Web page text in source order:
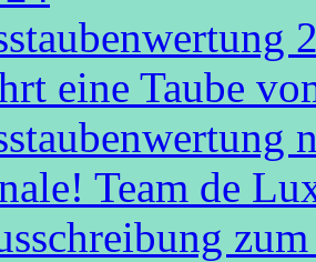
eine Taube
Team de